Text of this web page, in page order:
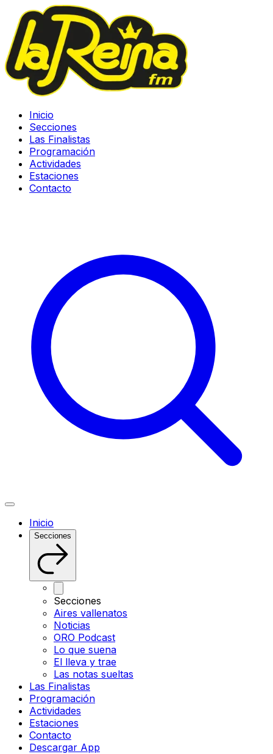
Inicio
Secciones
Las Finalistas
Programación
Actividades
Estaciones
Contacto
Inicio
Secciones
Secciones
Aires vallenatos
Noticias
ORO Podcast
Lo que suena
El lleva y trae
Las notas sueltas
Las Finalistas
Programación
Actividades
Estaciones
Contacto
Descargar App